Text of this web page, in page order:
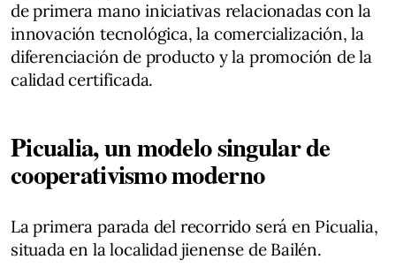
de primera mano iniciativas relacionadas con la
innovación tecnológica, la comercialización, la
diferenciación de producto y la promoción de la
calidad certificada.
Picualia, un modelo singular de
cooperativismo moderno
La primera parada del recorrido será en Picualia,
situada en la localidad jienense de Bailén.